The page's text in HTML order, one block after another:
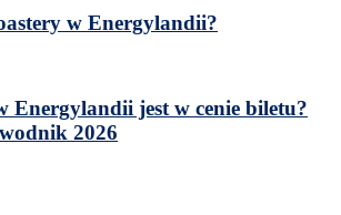
w Energylandii?
Energylandii jest w cenie biletu?
2026